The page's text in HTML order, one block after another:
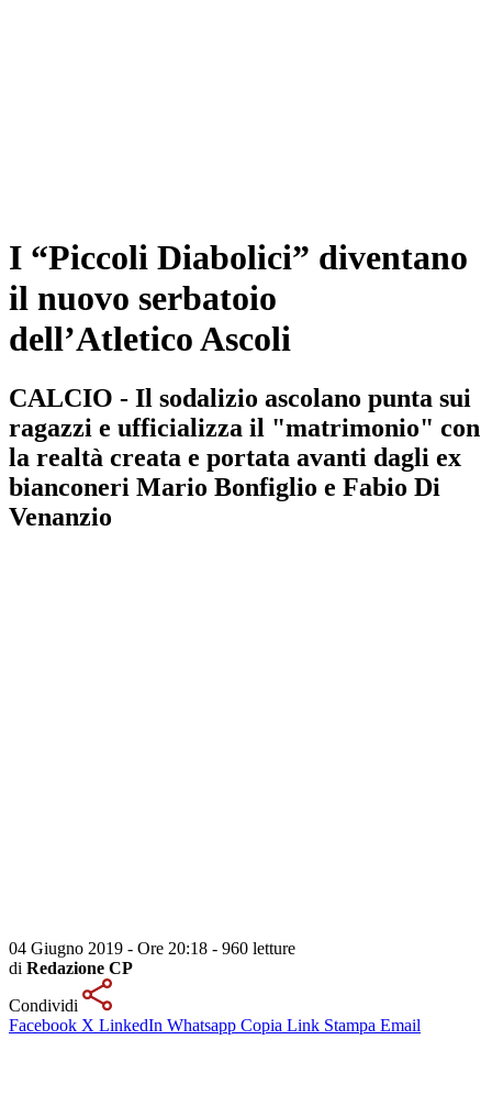
I “Piccoli Diabolici” diventano
il nuovo serbatoio
dell’Atletico Ascoli
CALCIO - Il sodalizio ascolano punta sui
ragazzi e ufficializza il "matrimonio" con
la realtà creata e portata avanti dagli ex
bianconeri Mario Bonfiglio e Fabio Di
Venanzio
04 Giugno 2019 - Ore 20:18 - 960 letture
di Redazione CP
Condividi
Facebook X LinkedIn Whatsapp Copia Link Stampa Email